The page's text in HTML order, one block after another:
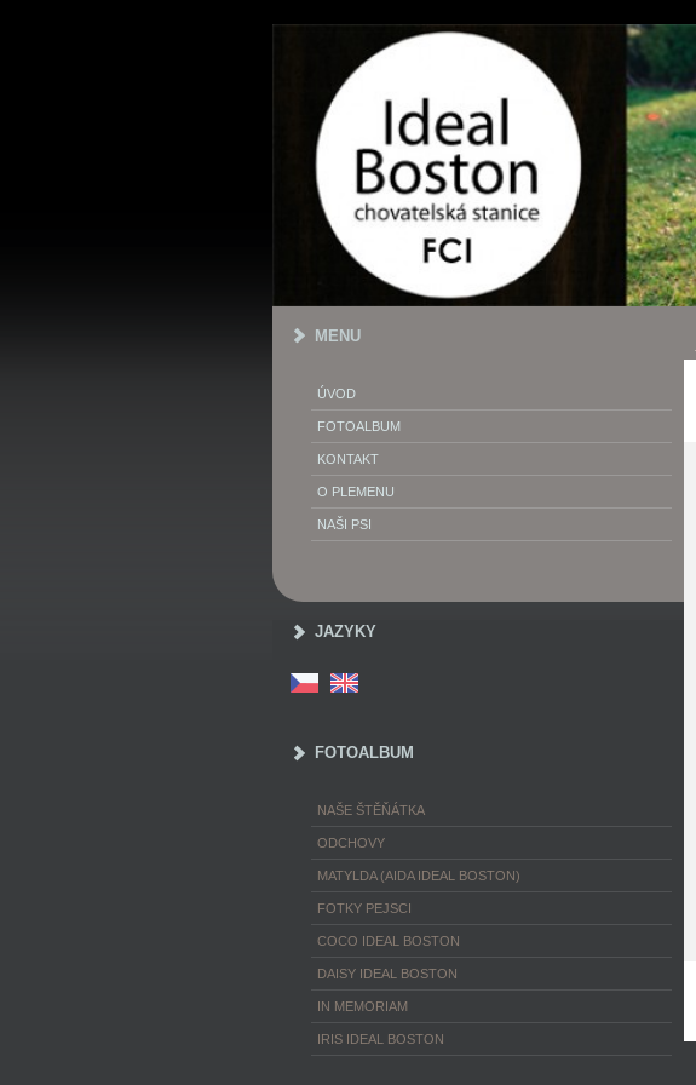
MENU
ÚVOD
FOTOALBUM
KONTAKT
O PLEMENU
NAŠI PSI
JAZYKY
FOTOALBUM
NAŠE ŠTĚŇÁTKA
ODCHOVY
MATYLDA (AIDA IDEAL BOSTON)
FOTKY PEJSCI
COCO IDEAL BOSTON
DAISY IDEAL BOSTON
IN MEMORIAM
IRIS IDEAL BOSTON